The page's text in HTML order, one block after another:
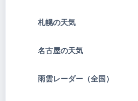
札幌の天気
名古屋の天気
雨雲レーダー（全国）